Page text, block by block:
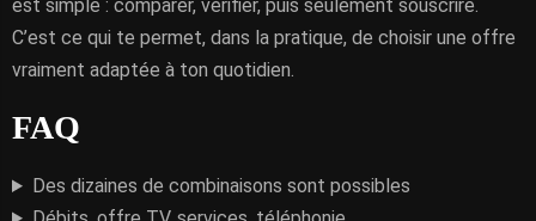
est simple : comparer, vérifier, puis seulement souscrire.
C’est ce qui te permet, dans la pratique, de choisir une offre
vraiment adaptée à ton quotidien.
FAQ
Des dizaines de combinaisons sont possibles